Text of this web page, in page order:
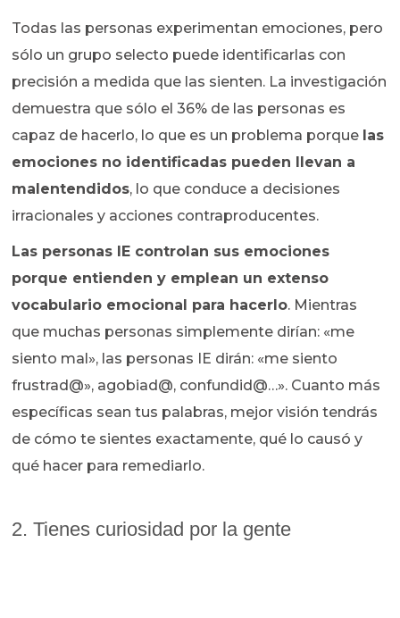
Todas las personas experimentan emociones, pero
sólo un grupo selecto puede identificarlas con
precisión a medida que las sienten. La investigación
demuestra que sólo el 36% de las personas es
capaz de hacerlo, lo que es un problema porque las
emociones no identificadas pueden llevan a
malentendidos, lo que conduce a decisiones
irracionales y acciones contraproducentes.
Las personas IE controlan sus emociones
porque entienden y emplean un extenso
vocabulario emocional para hacerlo. Mientras
que muchas personas simplemente dirían: «me
siento mal», las personas IE dirán: «me siento
frustrad@», agobiad@, confundid@…». Cuanto más
específicas sean tus palabras, mejor visión tendrás
de cómo te sientes exactamente, qué lo causó y
qué hacer para remediarlo.
2. Tienes curiosidad por la gente